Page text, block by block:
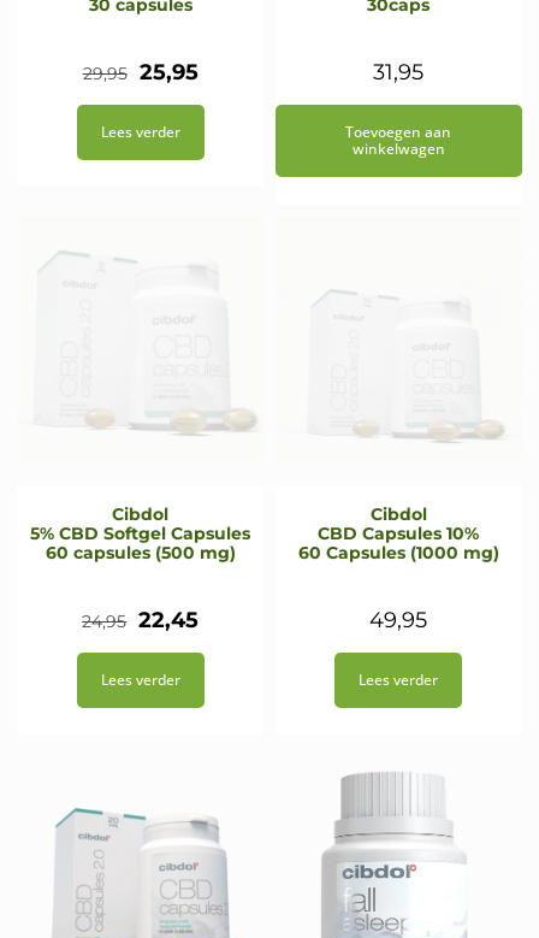
30 capsules
29,95 Oorspronkelijke
prijs
25,95Huidige
prijs
Lees verder
30caps
31,95
Toevoegen aan
winkelwagen
Cibdol
5% CBD Softgel Capsules
60 capsules (500 mg)
24,95 Oorspronkelijke
prijs
22,45Huidige
prijs
Lees verder
Cibdol
CBD Capsules 10%
60 Capsules (1000 mg)
49,95
Lees verder